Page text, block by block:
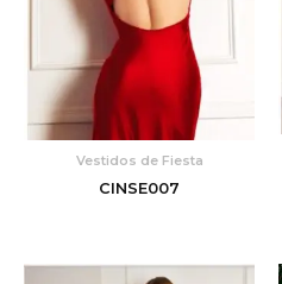
Vestidos de Fiesta
CINSE007